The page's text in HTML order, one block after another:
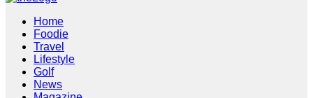
Home
Foodie
Travel
Lifestyle
Golf
News